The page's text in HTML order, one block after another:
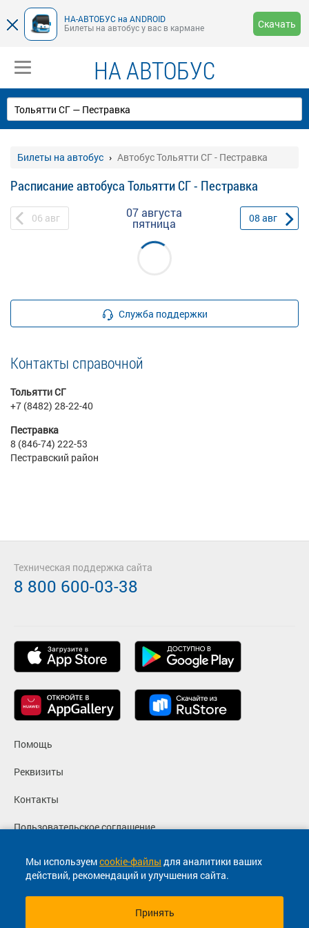
НА-АВТОБУС на ANDROID
Билеты на автобус у вас в кармане
Скачать
НА АВТОБУС
Билеты на автобус Автобус Тольятти СГ - Пестравка
Расписание автобуса Тольятти СГ - Пестравка
06 авг 07 августа
пятница 08 авг
Служба поддержки
Контакты справочной
Тольятти СГ
+7 (8482) 28-22-40
Пестравка
8 (846-74) 222-53
Пестравский район
Мы используемcookie-файлы для аналитики ваших
действий, рекомендаций и улучшения сайта.
Принять
Помощь
Реквизиты
Контакты
Пользовательское соглашение
Политика конфиденциальности
Согласие на маркетинговые сообщения
Техническая поддержка сайта
8 800 600-03-38
© 2013-2026, ООО "Капитал"- Онлайн сервис продажи